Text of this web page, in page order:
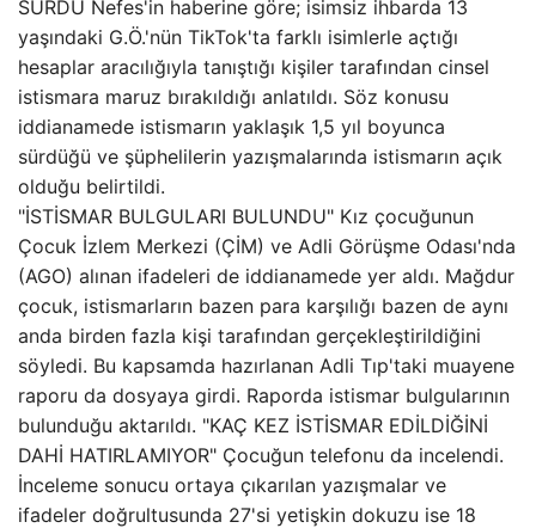
SÜRDÜ Nefes'in haberine göre; isimsiz ihbarda 13
yaşındaki G.Ö.'nün TikTok'ta farklı isimlerle açtığı
hesaplar aracılığıyla tanıştığı kişiler tarafından cinsel
istismara maruz bırakıldığı anlatıldı. Söz konusu
iddianamede istismarın yaklaşık 1,5 yıl boyunca
sürdüğü ve şüphelilerin yazışmalarında istismarın açık
olduğu belirtildi.
"İSTİSMAR BULGULARI BULUNDU" Kız çocuğunun
Çocuk İzlem Merkezi (ÇİM) ve Adli Görüşme Odası'nda
(AGO) alınan ifadeleri de iddianamede yer aldı. Mağdur
çocuk, istismarların bazen para karşılığı bazen de aynı
anda birden fazla kişi tarafından gerçekleştirildiğini
söyledi. Bu kapsamda hazırlanan Adli Tıp'taki muayene
raporu da dosyaya girdi. Raporda istismar bulgularının
bulunduğu aktarıldı. "KAÇ KEZ İSTİSMAR EDİLDİĞİNİ
DAHİ HATIRLAMIYOR" Çocuğun telefonu da incelendi.
İnceleme sonucu ortaya çıkarılan yazışmalar ve
ifadeler doğrultusunda 27'si yetişkin dokuzu ise 18